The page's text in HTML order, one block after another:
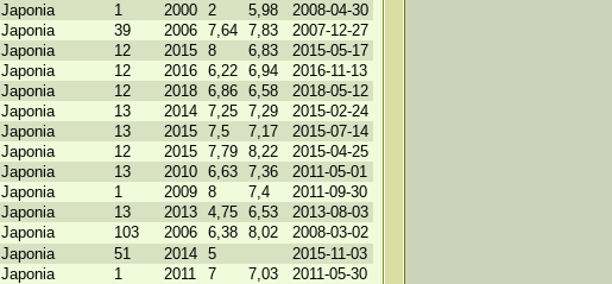
Japonia 1 2000 2 5,98
2008-04-30
Japonia 39 2006 7,64 7,83
2007-12-27
Japonia 12 2015 8 6,83
2015-05-17
Japonia 12 2016 6,22 6,94
2016-11-13
Japonia 12 2018 6,86 6,58
2018-05-12
Japonia 13 2014 7,25 7,29
2015-02-24
Japonia 13 2015 7,5 7,17
2015-07-14
Japonia 12 2015 7,79 8,22
2015-04-25
Japonia 13 2010 6,63 7,36
2011-05-01
Japonia 1 2009 8 7,4
2011-09-30
Japonia 13 2013 4,75 6,53
2013-08-03
Japonia 103 2006 6,38 8,02
2008-03-02
Japonia 51 2014 5
2015-11-03
Japonia 1 2011 7 7,03
2011-05-30